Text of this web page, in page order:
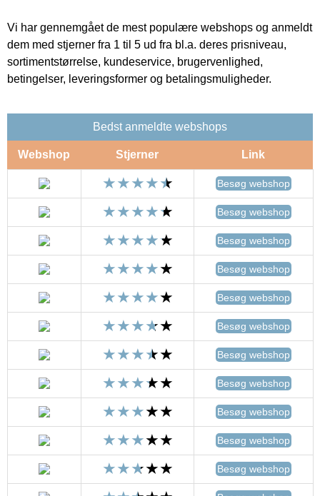
Vi har gennemgået de mest populære webshops og anmeldt
dem med stjerner fra 1 til 5 ud fra bl.a. deres prisniveau,
sortimentstørrelse, kundeservice, brugervenlighed,
betingelser, leveringsformer og betalingsmuligheder.
Bedst anmeldte webshops
Webshop Stjerner Link
Besøg webshop
Besøg webshop
Besøg webshop
Besøg webshop
Besøg webshop
Besøg webshop
Besøg webshop
Besøg webshop
Besøg webshop
Besøg webshop
Besøg webshop